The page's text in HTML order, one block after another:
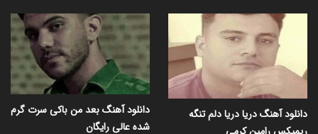
دانلود آهنگ دریا دریا دلم تنگه
دانلود آهنگ بعد من باکی سرت گرم
شده عالی رایگان